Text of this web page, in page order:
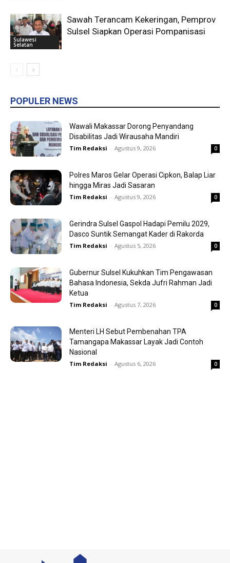
Sulawesi
Selatan
Sawah Terancam Kekeringan, Pemprov
Sulsel Siapkan Operasi Pompanisasi
POPULER NEWS
Wawali Makassar Dorong Penyandang
Disabilitas Jadi Wirausaha Mandiri
Tim Redaksi - Agustus 9, 2026 0
Polres Maros Gelar Operasi Cipkon, Balap Liar
hingga Miras Jadi Sasaran
Tim Redaksi - Agustus 9, 2026 0
Gerindra Sulsel Gaspol Hadapi Pemilu 2029,
Dasco Suntik Semangat Kader di Rakorda
Tim Redaksi - Agustus 5, 2026 0
Gubernur Sulsel Kukuhkan Tim Pengawasan
Bahasa Indonesia, Sekda Jufri Rahman Jadi
Ketua
Tim Redaksi - Agustus 7, 2026 0
Menteri LH Sebut Pembenahan TPA
Tamangapa Makassar Layak Jadi Contoh
Nasional
Tim Redaksi - Agustus 6, 2026 0